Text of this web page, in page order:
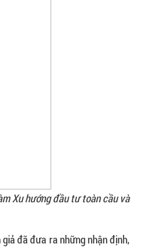
Xu hướng đầu tư toàn cầu và
đã đưa ra những nhận định,